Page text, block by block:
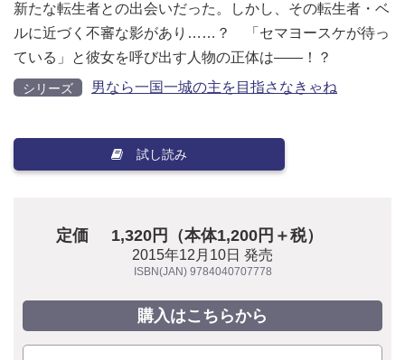
新たな転生者との出会いだった。しかし、その転生者・ベ
ルに近づく不審な影があり……？ 「セマヨースケが待っ
ている」と彼女を呼び出す人物の正体は――！？
シリーズ 男なら一国一城の主を目指さなきゃね
試し読み
定価 1,320円（本体1,200円＋税）
2015年12月10日 発売
ISBN(JAN) 9784040707778
購入はこちらから